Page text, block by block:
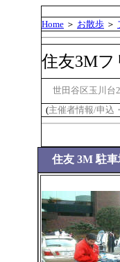
Home ＞ お散歩 ＞
住友3Mフ
世田谷区玉川
(主催者情報/申込
住友3M 駐車